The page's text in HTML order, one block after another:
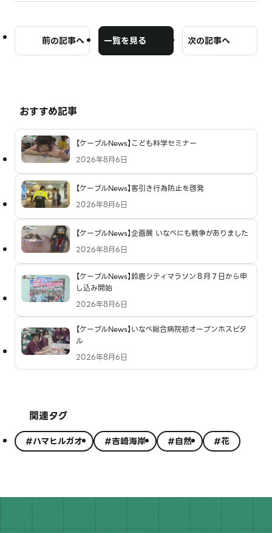
前の記事へ 一覧を見る 次の記事へ
おすすめ記事
【ケーブルNews】こども科学セミナー
2026年8月6日
【ケーブルNews】客引き行為防止を啓発
2026年8月6日
【ケーブルNews】企画展 いなべにも戦争がありました
2026年8月6日
【ケーブルNews】鈴鹿シティマラソン８月７日から申
し込み開始
2026年8月6日
【ケーブルNews】いなべ総合病院初オープンホスピタ
ル
2026年8月6日
関連タグ
#ハマヒルガオ #吉崎海岸 #自然 #花